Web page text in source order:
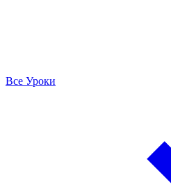
Все Уроки